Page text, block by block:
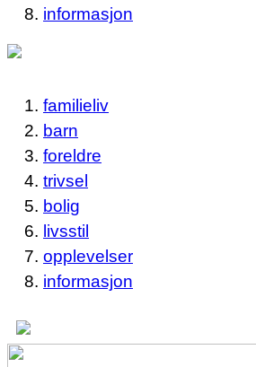
informasjon
familieliv
barn
foreldre
trivsel
bolig
livsstil
opplevelser
informasjon